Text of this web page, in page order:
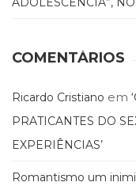
COMENTÁRIOS
Ricardo Cristiano em
PRATICANTES DO
EXPERIÊNCIAS’
Romantismo um